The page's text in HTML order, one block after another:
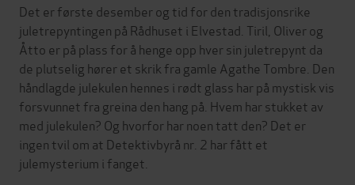
Det er første desember og tid for den tradisjonsrike
juletrepyntingen på Rådhuset i Elvestad. Tiril, Oliver og
Åtto er på plass for å henge opp hver sin juletrepynt da
de plutselig hører et skrik fra gamle Agathe Tombre. Den
håndlagde julekulen hennes i rødt glass har på mystisk vis
forsvunnet fra greina den hang på. Hvem har stukket av
med julekulen? Og hvorfor har noen tatt den? Det er
ingen tvil om at Detektivbyrå nr. 2 har fått et
julemysterium i fanget.